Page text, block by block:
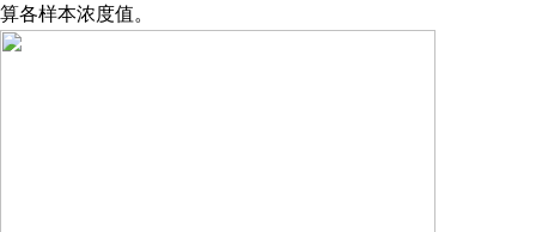
算各样本浓度值。